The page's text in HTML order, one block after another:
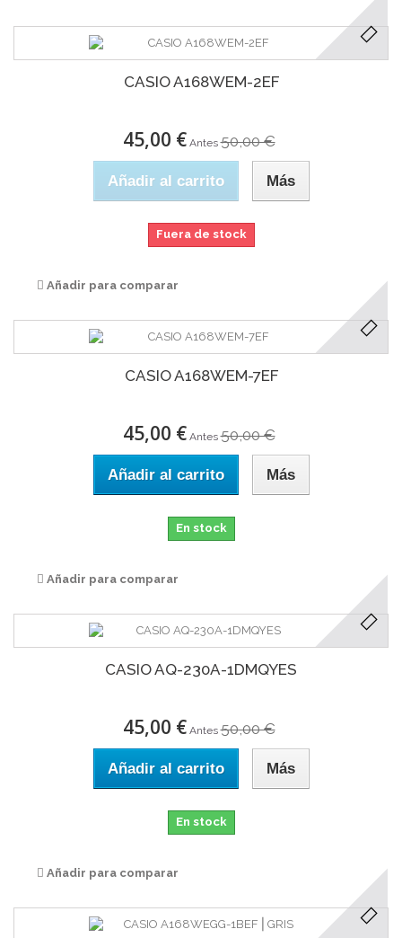
CASIO A168WEM-2EF
45,00 € Antes 50,00 €
Añadir al carrito Más
Fuera de stock
Añadir para comparar
CASIO A168WEM-7EF
45,00 € Antes 50,00 €
Añadir al carrito Más
En stock
Añadir para comparar
CASIO AQ-230A-1DMQYES
45,00 € Antes 50,00 €
Añadir al carrito Más
En stock
Añadir para comparar